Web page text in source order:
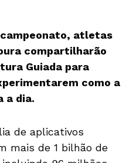
atletas
compartilharão
Guiada para
como a
a dia.
de aplicativos
mais de 1 bilhão de